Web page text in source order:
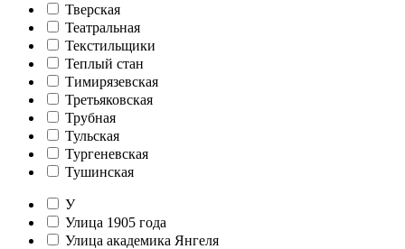
Тверская
Театральная
Текстильщики
Теплый стан
Тимирязевская
Третьяковская
Трубная
Тульская
Тургеневская
Тушинская
У
Улица 1905 года
Улица академика Янгеля